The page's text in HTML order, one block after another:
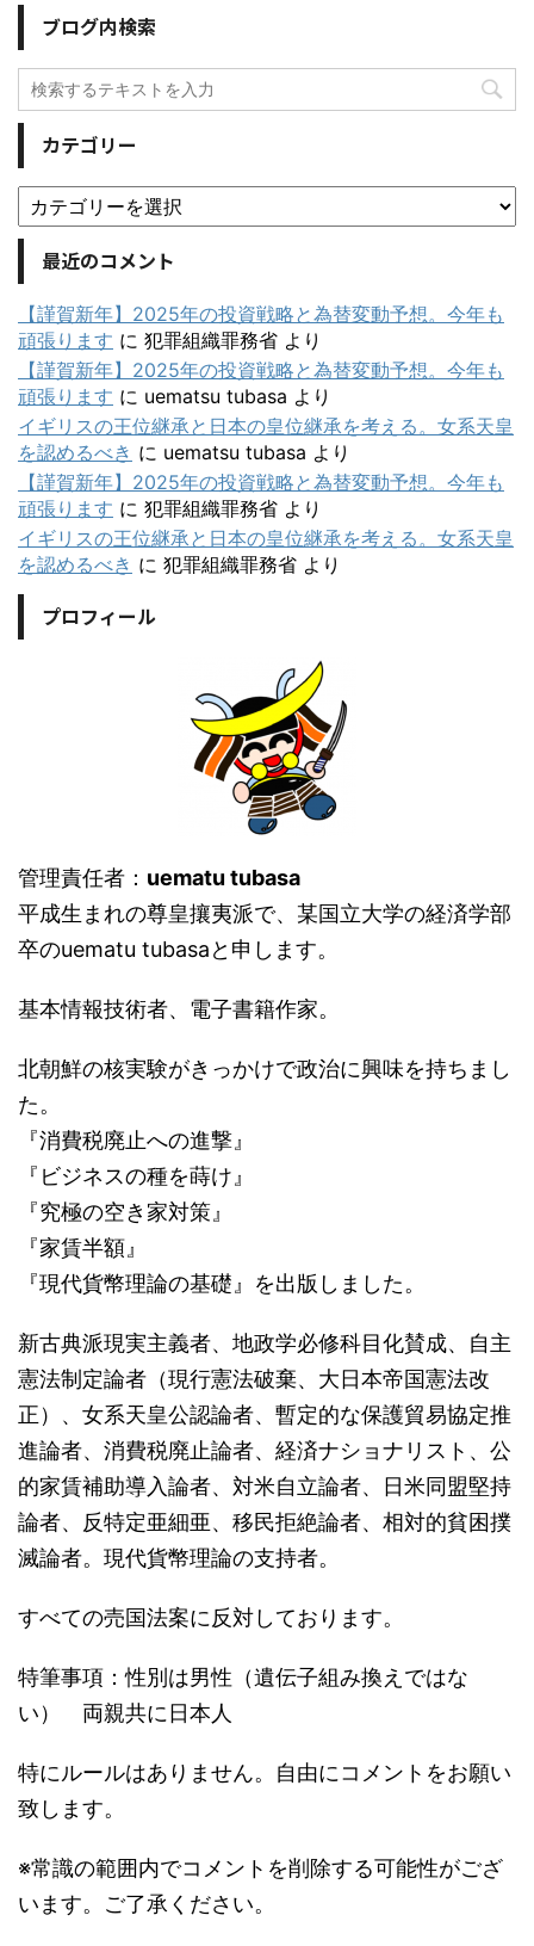
ブログ内検索
カテゴリー
最近のコメント
【謹賀新年】2025年の投資戦略と為替変動予想。今年も
頑張ります に 犯罪組織罪務省 より
【謹賀新年】2025年の投資戦略と為替変動予想。今年も
頑張ります に uematsu tubasa より
イギリスの王位継承と日本の皇位継承を考える。女系天皇
を認めるべき に uematsu tubasa より
【謹賀新年】2025年の投資戦略と為替変動予想。今年も
頑張ります に 犯罪組織罪務省 より
イギリスの王位継承と日本の皇位継承を考える。女系天皇
を認めるべき に 犯罪組織罪務省 より
プロフィール
管理責任者： uematu tubasa
平成生まれの尊皇攘夷派で、某国立大学の経済学部
卒のuematu tubasaと申します。
基本情報技術者、電子書籍作家。
北朝鮮の核実験がきっかけで政治に興味を持ちまし
た。
『消費税廃止への進撃』
『ビジネスの種を蒔け』
『究極の空き家対策』
『家賃半額』
『現代貨幣理論の基礎』を出版しました。
新古典派現実主義者、地政学必修科目化賛成、自主
憲法制定論者（現行憲法破棄、大日本帝国憲法改
正）、女系天皇公認論者、暫定的な保護貿易協定推
進論者、消費税廃止論者、経済ナショナリスト、公
的家賃補助導入論者、対米自立論者、日米同盟堅持
論者、反特定亜細亜、移民拒絶論者、相対的貧困撲
滅論者。現代貨幣理論の支持者。
すべての売国法案に反対しております。
特筆事項：性別は男性（遺伝子組み換えではな
い） 両親共に日本人
特にルールはありません。自由にコメントをお願い
致します。
※常識の範囲内でコメントを削除する可能性がござ
います。ご了承ください。